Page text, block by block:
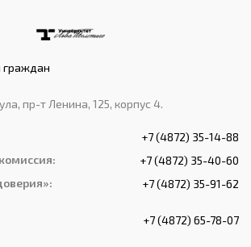
пр-т Ленина, 125, корпус 4.
+7 (4872) 35-14-88
+7 (4872) 35-40-60
+7 (4872) 35-91-62
+7 (4872) 65-78-07